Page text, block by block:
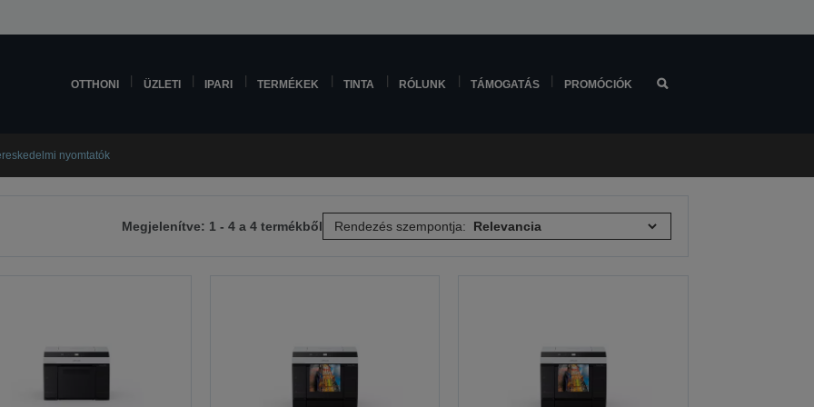
OTTHONI ÜZLETI IPARI TERMÉKEK TINTA RÓLUNK TÁMOGATÁS PROMÓCIÓK
nyomtatók
Megjelenítve: 1 - 4 a 4 termékből Rendezés szempontja: